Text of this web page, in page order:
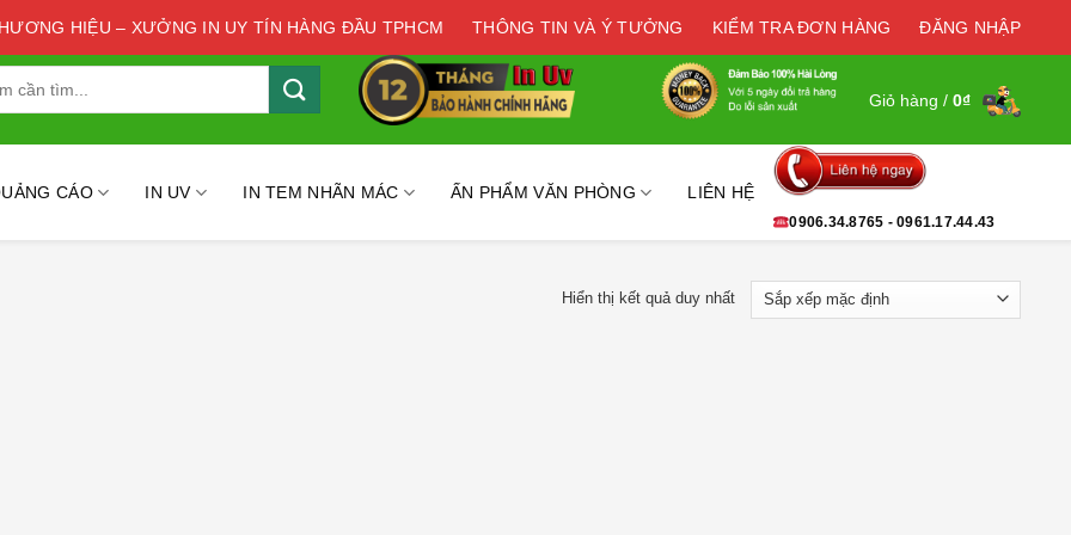
HIỆU – XƯỞNG IN UY TÍN HÀNG ĐẦU TPHCM THÔNG TIN VÀ Ý TƯỞNG KIỂM TRA ĐƠN HÀNG ĐĂNG NHẬP
Giỏ hàng / 0₫
CÁO IN UV IN TEM NHÃN MÁC ẤN PHẨM VĂN PHÒNG LIÊN HỆ
0906.34.8765 - 0961.17.44.43
Hiển thị kết quả duy nhất